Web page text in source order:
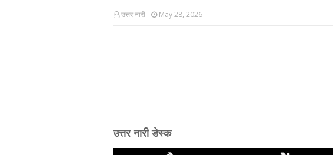
उत्तर नारी May 28, 2026
उत्तर नारी डेस्क